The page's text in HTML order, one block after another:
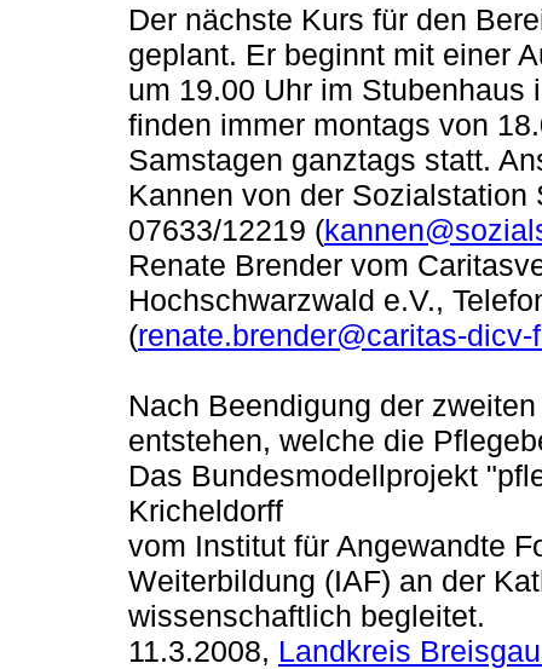
Der nächste Kurs für den
geplant. Er beginnt mit einer
um 19.00 Uhr im
finden immer montags von
Samstagen ganztags statt.
Kannen von der Sozialstation
07633/12219 (
Renate Brender vom
Hochschwarzwald e.V.,
(renate.brender@caritas-dicv-
Nach Beendigung der
entstehen, welche die
Das Bundesmodellprojekt
Kricheldorff
vom Institut für Angewandte
Weiterbildung (IAF) an der
wissenschaftlich begleitet.
11.3.2008, Landkreis